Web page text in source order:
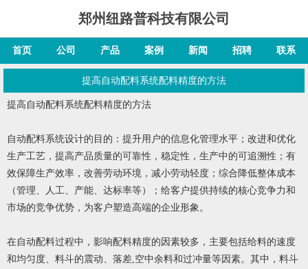
郑州纽路普科技有限公司
首页 公司 产品 案例 新闻 招聘 联系
提高自动配料系统配料精度的方法
提高自动配料系统配料精度的方法
自动配料系统设计的目的：提升用户的信息化管理水平；改进和优化
生产工艺，提高产品质量的可靠性，稳定性，生产中的可追溯性；有
效保障生产效率，改善劳动环境，减小劳动轻度；综合降低整体成本
（管理、人工、产能、达标率等）；给客户提供持续的核心竞争力和
市场的竞争优势，为客户塑造高端的企业形象。
在自动配料过程中，影响配料精度的因素较多，主要包括给料的速度
和均匀度、料斗的震动、落差,空中余料和过冲量等因素。其中，料斗